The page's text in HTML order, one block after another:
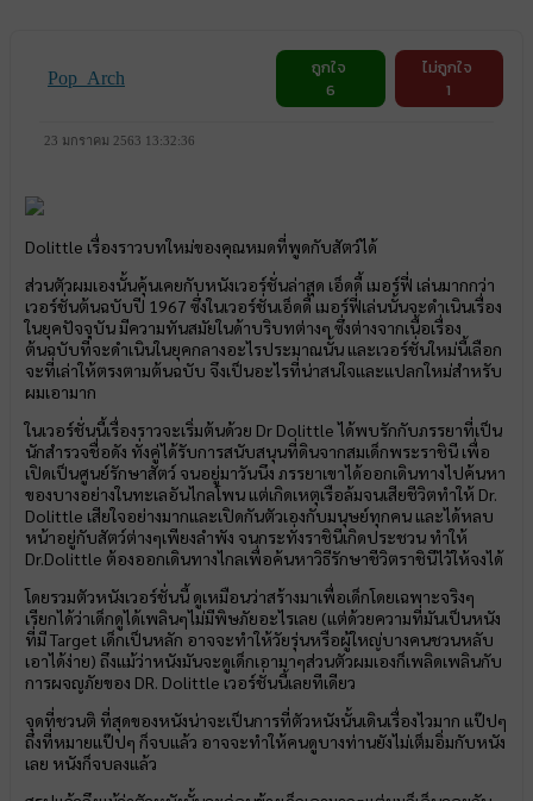
Pop_Arch
ถูกใจ
6
ไม่ถูกใจ
1
23 มกราคม 2563 13:32:36
Dolittle เรื่องราวบทใหม่ของคุณหมดที่พูดกับสัตว์ได้
ส่วนตัวผมเองนั้นคุ้นเคยกับหนังเวอร์ชั่นล่าสุด เอ็ดดี้ เมอร์ฟี่ เล่นมากกว่า
เวอร์ชั่นต้นฉบับปี 1967 ซึ่งในเวอร์ชั่นเอ็ดดี้ เมอร์ฟี่เล่นนั้นจะดำเนินเรื่อง
ในยุคปัจจุบัน มีความทันสมัยในด้าบริบทต่างๆ ซึ่งต่างจากเนื้อเรื่อง
ต้นฉบับที่จะดำเนินในยุคกลางอะไรประมาณนั้น และเวอร์ชั่นใหม่นี้เลือก
จะที่เล่าให้ตรงตามต้นฉบับ จึงเป็นอะไรที่น่าสนใจและแปลกใหม่สำหรับ
ผมเอามาก
ในเวอร์ชั่นนี้เรื่องราวจะเริ่มต้นด้วย Dr Dolittle ได้พบรักกับภรรยาที่เป็น
นักสำรวจชื่อดัง ทั่งคู่ได้รับการสนับสนุนที่ดินจากสมเด็กพระราชินี เพื่อ
เปิดเป็นศูนย์รักษาสัตว์ จนอยู่มาวันนึง ภรรยาเขาได้ออกเดินทางไปค้นหา
ของบางอย่างในทะเลอันไกลโพน แต่เกิดเหตุเรือล้มจนเสียชีวิตทำให้ Dr.
Dolittle เสียใจอย่างมากและเปิดกันตัวเองกับมนุษย์ทุกคน และได้หลบ
หน้าอยู่กับสัตว์ต่างๆเพียงลำพัง จนกระทั่งราชินีเกิดประชวน ทำให้
Dr.Dolittle ต้องออกเดินทางไกลเพื่อค้นหาวิธีรักษาชีวิตราชินีไว้ให้จงได้
โดยรวมตัวหนังเวอร์ชั่นนี้ ดูเหมือนว่าสร้างมาเพื่อเด็กโดยเฉพาะจริงๆ
เรียกได้ว่าเด็กดูได้เพลินๆไม่มีพิษภัยอะไรเลย (แต่ด้วยความที่มันเป็นหนัง
ที่มี Target เด็กเป็นหลัก อาจจะทำให้วัยรุ่นหรือผู้ใหญ่บางคนชวนหลับ
เอาได้ง่าย) ถึงแม้ว่าหนังมันจะดูเด็กเอามาๆส่วนตัวผมเองก็เพลิดเพลินกับ
การผจญภัยของ DR. Dolittle เวอร์ชั่นนี้เลยทีเดียว
จุดที่ชวนติ ที่สุดของหนังน่าจะเป็นการที่ตัวหนังนั้นเดินเรื่องไวมาก แป๊ปๆ
ถึงที่หมายแป๊ปๆ ก็จบแล้ว อาจจะทำให้คนดูบางท่านยังไม่เต็มอิ่มกับหนัง
เลย หนังก็จบลงแล้ว